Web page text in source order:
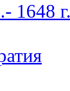
1648